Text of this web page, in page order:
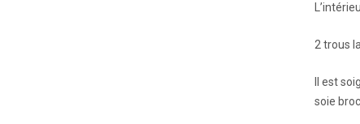
2 trous
Il est
soie